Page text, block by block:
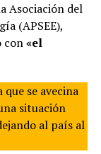
Asociación del
(APSEE),
con«el
se avecina
situación
al país al